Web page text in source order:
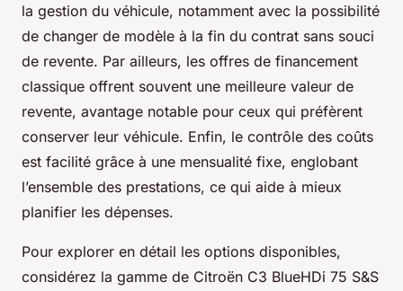
la gestion du véhicule, notamment avec la possibilité
de changer de modèle à la fin du contrat sans souci
de revente. Par ailleurs, les offres de financement
classique offrent souvent une meilleure valeur de
revente, avantage notable pour ceux qui préfèrent
conserver leur véhicule. Enfin, le contrôle des coûts
est facilité grâce à une mensualité fixe, englobant
l’ensemble des prestations, ce qui aide à mieux
planifier les dépenses.
Pour explorer en détail les options disponibles,
considérez la gamme de Citroën C3 BlueHDi 75 S&S